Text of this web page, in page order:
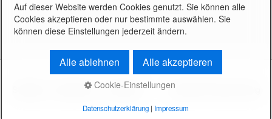
Datenschutz Impressum © 2025 KFZ Service König
Auf dieser Website werden Cookies genutzt. Sie können alle
Cookies akzeptieren oder nur bestimmte auswählen. Sie
können diese Einstellungen jederzeit ändern.
Alle ablehnen Alle akzeptieren
Cookie-Einstellungen
Datenschutzerklärung | Impressum